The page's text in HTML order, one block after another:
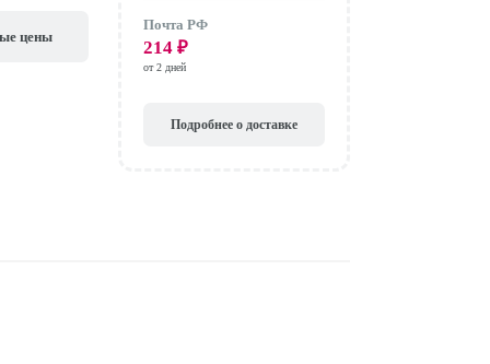
цены
Почта РФ
214 ₽
от 2 дней
Подробнее о доставке